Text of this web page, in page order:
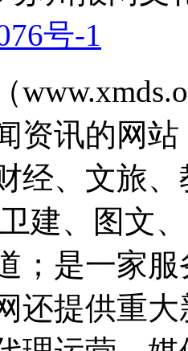
号-1
资讯的网
经、文旅
建、图文
；是一家
还提供重